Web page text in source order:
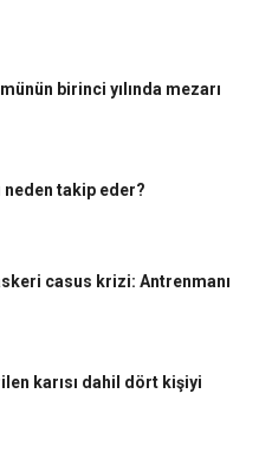
birinci yılında mezarı
neden takip eder?
casus krizi: Antrenmanı
karısı dahil dört kişiyi